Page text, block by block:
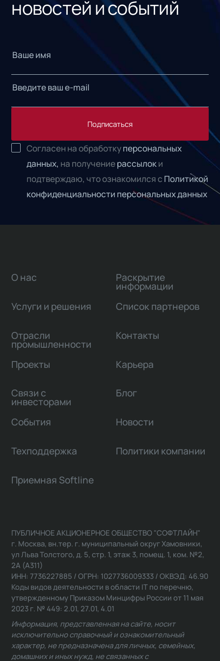
новостей и событий
Подписаться
Согласен на обработкуперсональных
данных, на получениерассылоки
подтверждаю, что ознакомился с Политикой
конфиденциальности персональных данных
О нас
Услуги и решения
Отрасли
промышленности
Проекты
Связи с
инвесторами
Раскрытие
информации
Список партнеров
Контакты
Карьера
Блог
События Новости
Техподдержка Политики компании
Приемная Softline
ПУБЛИЧНОЕ АКЦИОНЕРНОЕ ОБЩЕСТВО "СОФТЛАЙН"
г. Москва, вн.тер. г. муниципальный округ Хамовники,
ул Льва Толстого, д. 5, стр. 1, этаж 3, помещ. 1, ком. №2,
2А (А311)
ИНН: 7736227885 / ОГРН: 1027736009333 / ОКВЭД: 46.90
Коды видов деятельности в области IT по перечню,
утвержденному Приказом Минцифры России от 11 мая
2023 г. № 449: 2.01, 27.01, 4.01
Информация, представленная на сайте, носит
исключительно справочный и ознакомительный
характер, не предназначена для личных, семейных,
домашних и иных нужд, не связанных с